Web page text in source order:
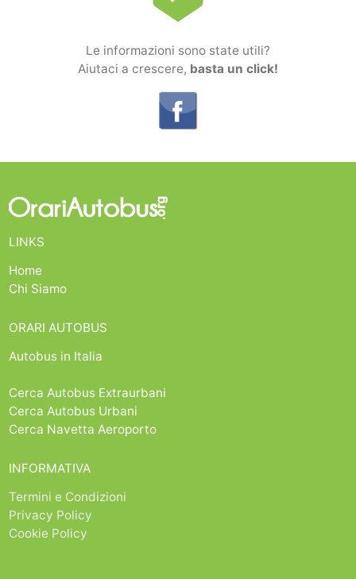
Le informazioni sono state utili?
Aiutaci a crescere, basta un click!
LINKS
Home
Chi Siamo
ORARI AUTOBUS
Autobus in Italia
Cerca Autobus Extraurbani
Cerca Autobus Urbani
Cerca Navetta Aeroporto
INFORMATIVA
Termini e Condizioni
Privacy Policy
Cookie Policy